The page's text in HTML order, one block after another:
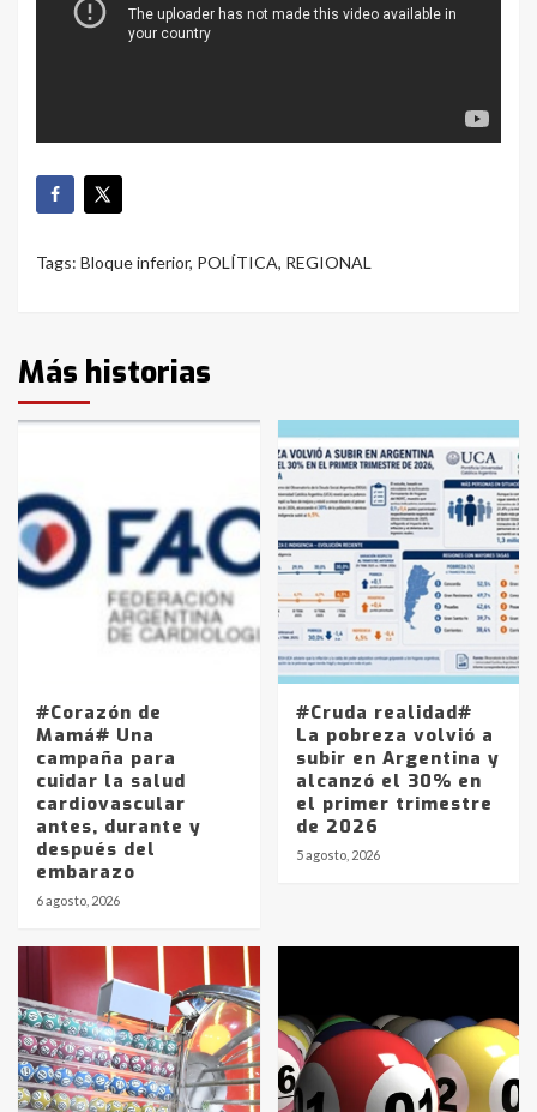
Tags: Bloque inferior, POLÍTICA, REGIONAL
Más historias
#Corazón de
Mamá# Una
campaña para
cuidar la salud
cardiovascular
antes, durante y
después del
embarazo
6 agosto, 2026
#Cruda realidad#
La pobreza volvió a
subir en Argentina y
alcanzó el 30% en
el primer trimestre
de 2026
5 agosto, 2026